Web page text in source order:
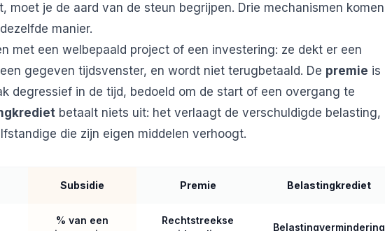
moet je de aard van de steun begrijpen. Drie mechanismen komen
manier.
met een welbepaald project of een investering: ze dekt er een
gegeven tijdsvenster, en wordt niet terugbetaald. De premie is
degressief in de tijd, bedoeld om de start of een overgang te
betaalt niets uit: het verlaagt de verschuldigde belasting,
die zijn eigen middelen verhoogt.
Subsidie Premie Belastingkrediet
% van een
Rechtstreekse
Belastingvermindering